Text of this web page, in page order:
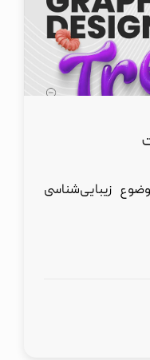
زیبایی‌شناسی